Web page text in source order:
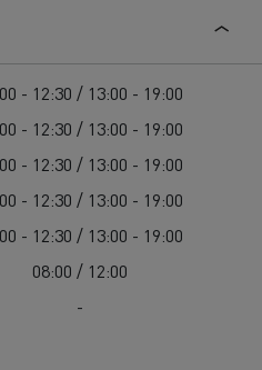
- 12:30 / 13:00 - 19:00
- 12:30 / 13:00 - 19:00
- 12:30 / 13:00 - 19:00
- 12:30 / 13:00 - 19:00
- 12:30 / 13:00 - 19:00
08:00 / 12:00
-